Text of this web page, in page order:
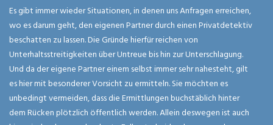
Es gibt immer wieder Situationen, in denen uns Anfragen erreichen,
wo es darum geht, den eigenen Partner durch einen Privatdetektiv
beschatten zu lassen. Die Gründe hierfür reichen von
Unterhaltsstreitigkeiten über Untreue bis hin zur Unterschlagung.
Und da der eigene Partner einem selbst immer sehr nahesteht, gilt
es hier mit besonderer Vorsicht zu ermitteln. Sie möchten es
unbedingt vermeiden, dass die Ermittlungen buchstäblich hinter
dem Rücken plötzlich öffentlich werden. Allein deswegen ist auch